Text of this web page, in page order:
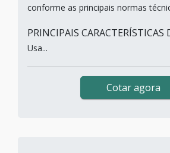
conforme as principais normas
PRINCIPAIS CARACTERÍSTICAS
Usa...
Cotar agora